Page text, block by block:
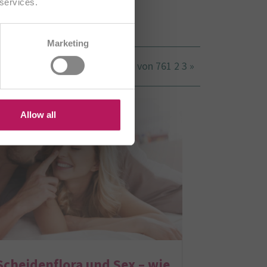
Marketing
Allow all
Seite 1 von 761 2 3 »
CH/FR
HU